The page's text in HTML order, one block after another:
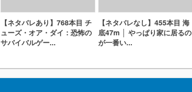
【ネタバレあり】768本目 チ
ューズ・オア・ダイ：恐怖の
サバイバルゲー...
【ネタバレなし】455本目 海
底47m │ やっぱり家に居るの
が一番い...